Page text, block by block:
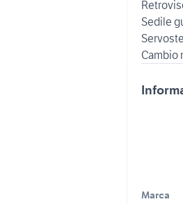
Sedile
Marca